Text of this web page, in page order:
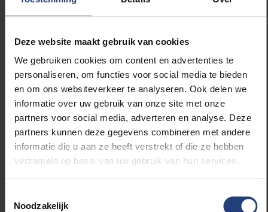
Deze website maakt gebruik van cookies
We gebruiken cookies om content en advertenties te
personaliseren, om functies voor social media te bieden
en om ons websiteverkeer te analyseren. Ook delen we
informatie over uw gebruik van onze site met onze
partners voor social media, adverteren en analyse. Deze
partners kunnen deze gegevens combineren met andere
informatie die u aan ze heeft verstrekt of die ze hebben
verzameld op basis van uw gebruik van hun services.
Noodzakelijk
Naar schatting
lijdt 7% van de
bevolking ouder
dan 65 jaar met
risicofactoren
aan een